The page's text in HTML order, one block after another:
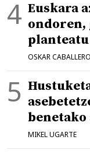
Euskara
ondoren,
OSKAR CABALLERO
MIKEL UGARTE